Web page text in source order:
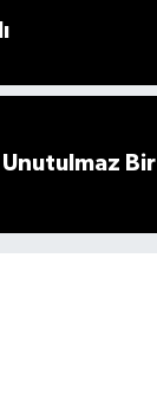
Bir